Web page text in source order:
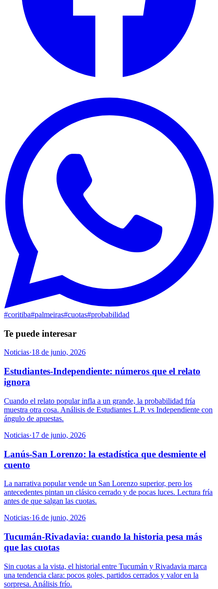
#coritiba#palmeiras#cuotas#probabilidad
Te puede interesar
Noticias·18 de junio, 2026
Estudiantes-Independiente: números que el relato
ignora
Cuando el relato popular infla a un grande, la probabilidad fría
muestra otra cosa. Análisis de Estudiantes L.P. vs Independiente con
ángulo de apuestas.
Noticias·17 de junio, 2026
Lanús-San Lorenzo: la estadística que desmiente el
cuento
La narrativa popular vende un San Lorenzo superior, pero los
antecedentes pintan un clásico cerrado y de pocas luces. Lectura fría
antes de que salgan las cuotas.
Noticias·16 de junio, 2026
Tucumán-Rivadavia: cuando la historia pesa más
que las cuotas
Sin cuotas a la vista, el historial entre Tucumán y Rivadavia marca
una tendencia clara: pocos goles, partidos cerrados y valor en la
sorpresa. Análisis frío.